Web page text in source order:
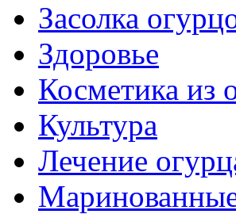
Засолка
Здоровье
Косметика из
Культура
Лечение